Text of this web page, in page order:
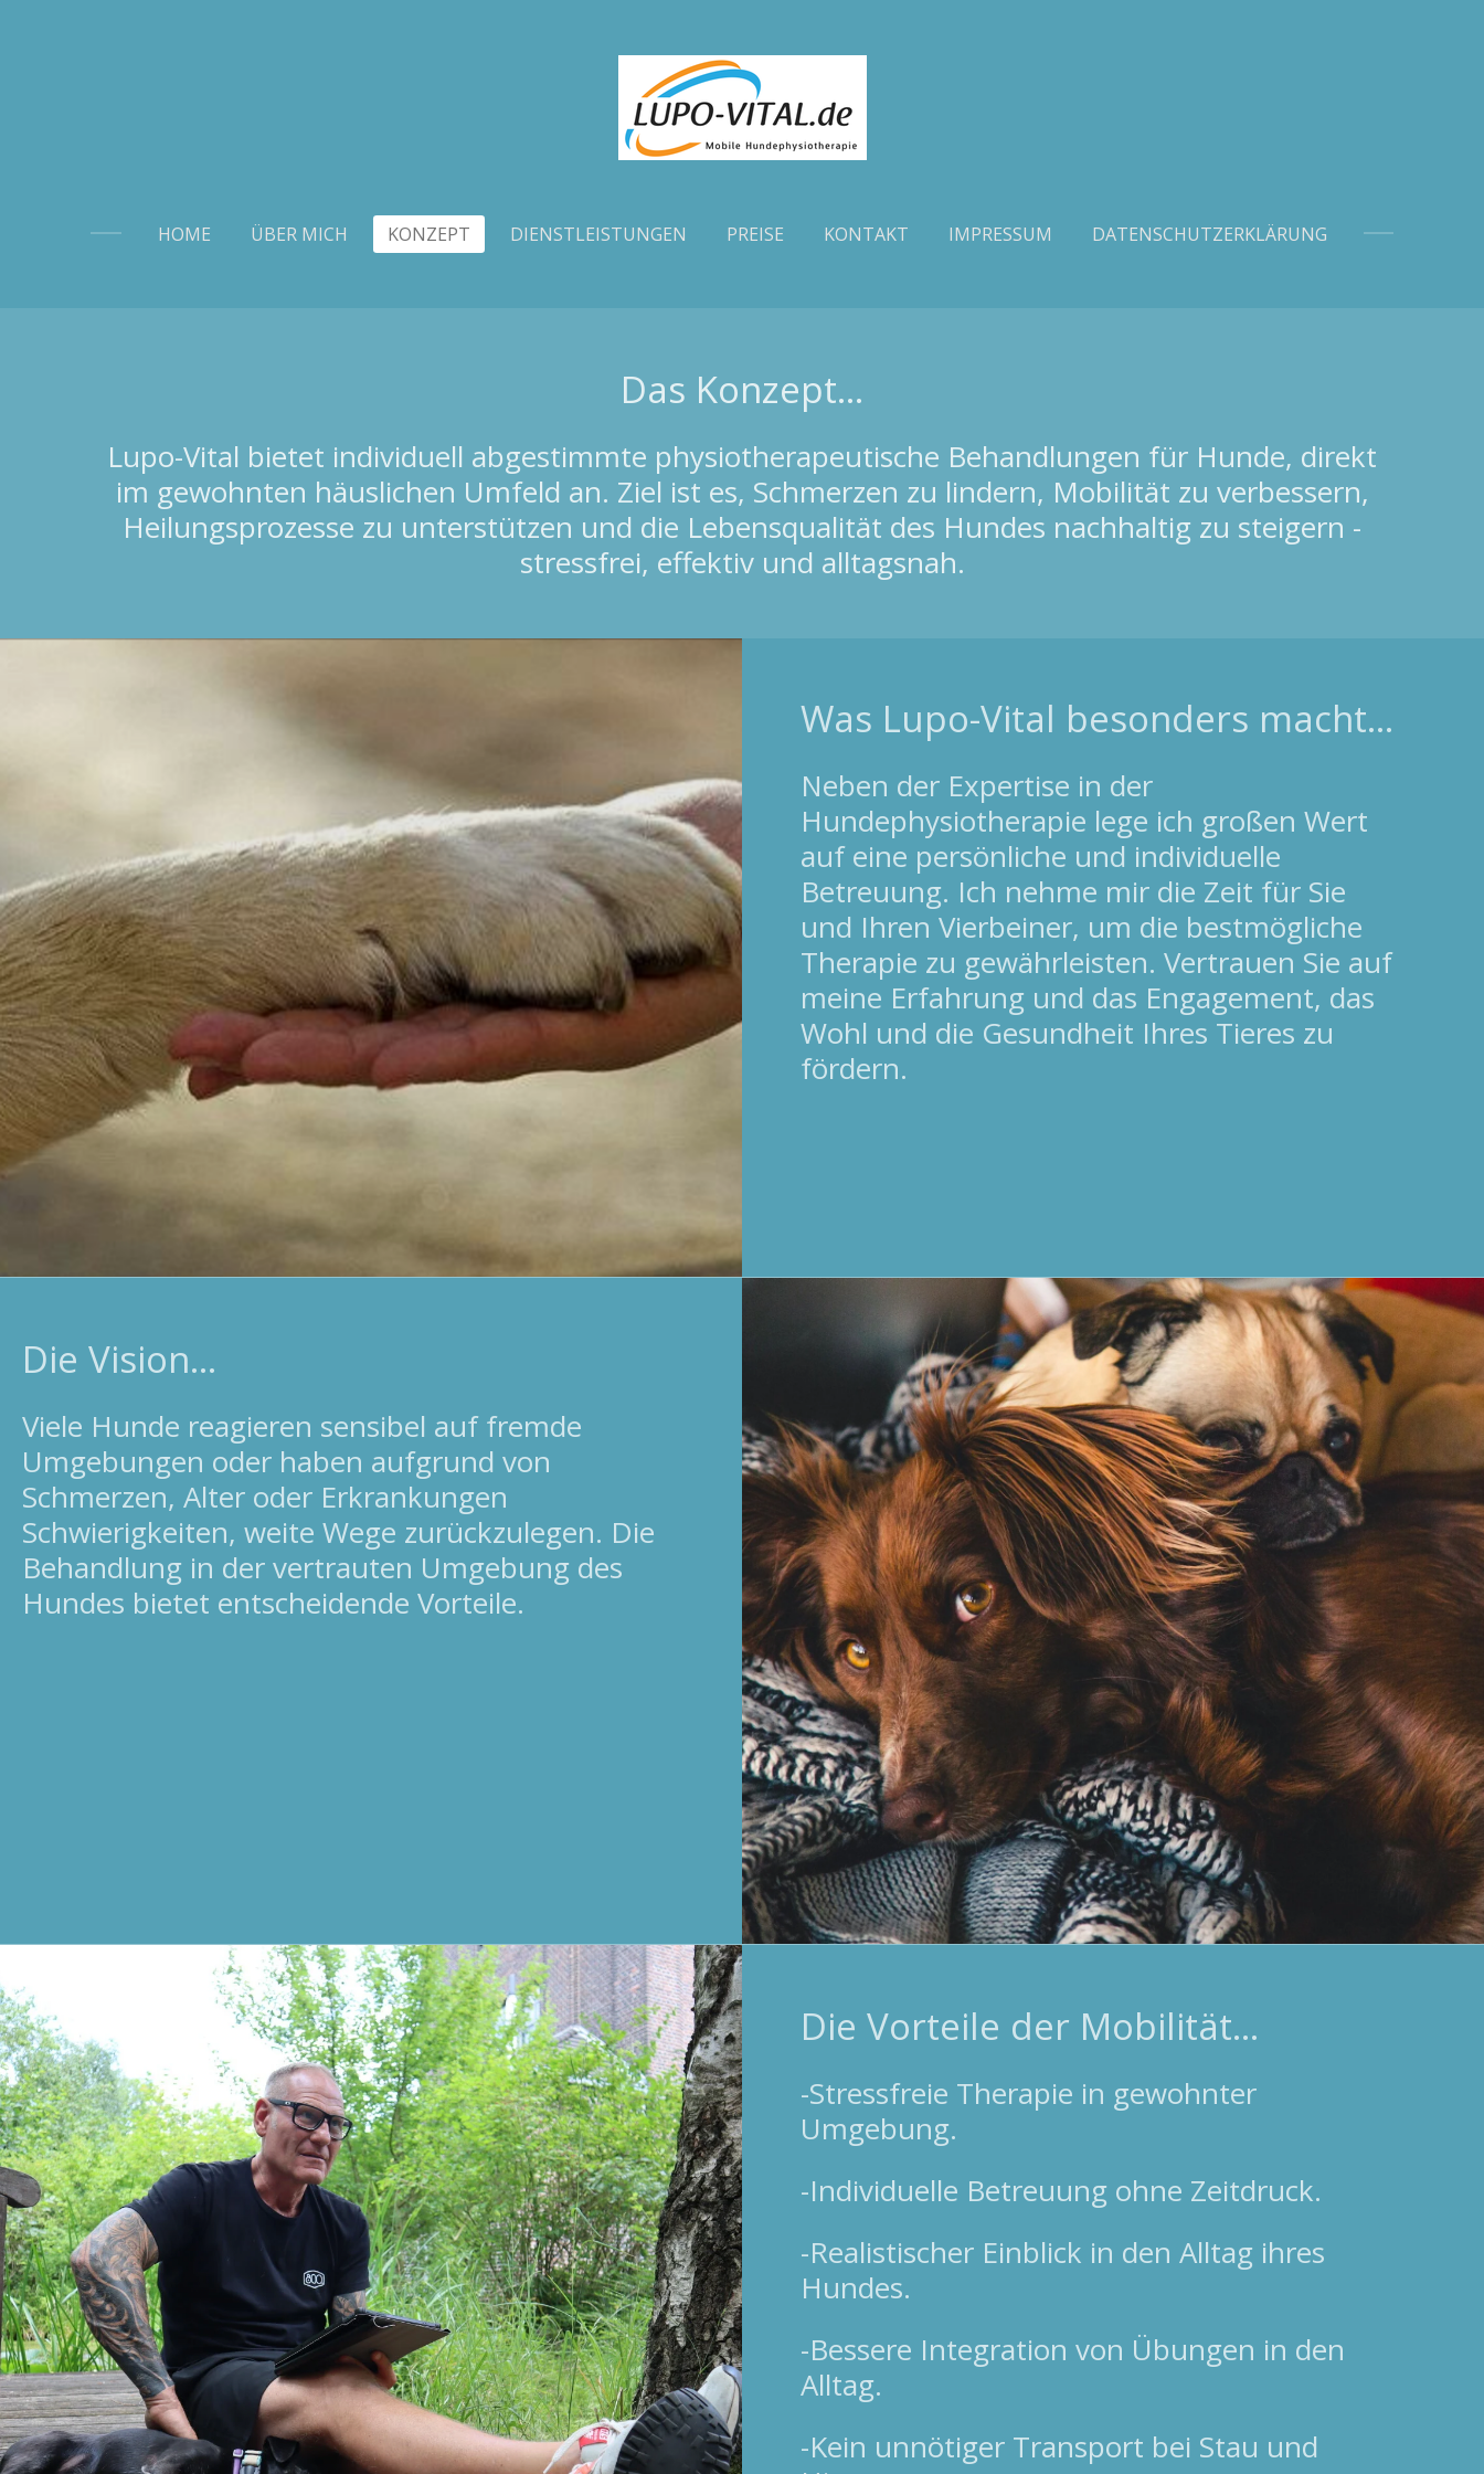
HOME ÜBER MICH KONZEPT DIENSTLEISTUNGEN PREISE KONTAKT IMPRESSUM DATENSCHUTZERKLÄRUNG
Das Konzept...
Lupo-Vital bietet individuell abgestimmte physiotherapeutische Behandlungen für Hunde, direkt
im gewohnten häuslichen Umfeld an. Ziel ist es, Schmerzen zu lindern, Mobilität zu verbessern,
Heilungsprozesse zu unterstützen und die Lebensqualität des Hundes nachhaltig zu steigern -
stressfrei, effektiv und alltagsnah.
Was Lupo-Vital besonders macht...
Neben der Expertise in der
Hundephysiotherapie lege ich großen Wert
auf eine persönliche und individuelle
Betreuung. Ich nehme mir die Zeit für Sie
und Ihren Vierbeiner, um die bestmögliche
Therapie zu gewährleisten. Vertrauen Sie auf
meine Erfahrung und das Engagement, das
Wohl und die Gesundheit Ihres Tieres zu
fördern.
Die Vision...
Viele Hunde reagieren sensibel auf fremde
Umgebungen oder haben aufgrund von
Schmerzen, Alter oder Erkrankungen
Schwierigkeiten, weite Wege zurückzulegen. Die
Behandlung in der vertrauten Umgebung des
Hundes bietet entscheidende Vorteile.
Die Vorteile der Mobilität...
-Stressfreie Therapie in gewohnter
Umgebung.
-Individuelle Betreuung ohne Zeitdruck.
-Realistischer Einblick in den Alltag ihres
Hundes.
-Bessere Integration von Übungen in den
Alltag.
-Kein unnötiger Transport bei Stau und